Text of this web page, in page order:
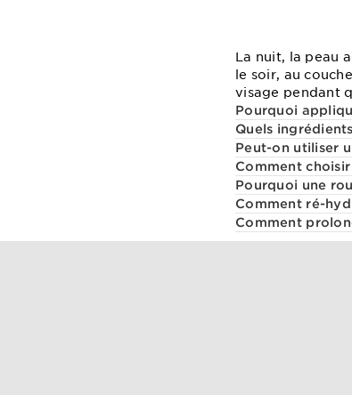
La nuit, la peau
le soir, au
visage pendant
Pourquoi
Quels
Peut-on utiliser
Comment
Pourquoi une
Comment ré-
Comment